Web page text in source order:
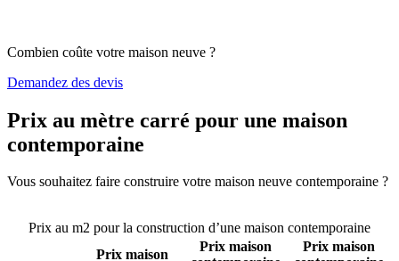
Combien coûte votre maison neuve ?
Demandez des devis
Prix au mètre carré pour une maison
contemporaine
Vous souhaitez faire construire votre maison neuve contemporaine ?
Prix au m2 pour la construction d’une maison contemporaine
Prix maison
Prix maison
Prix maison